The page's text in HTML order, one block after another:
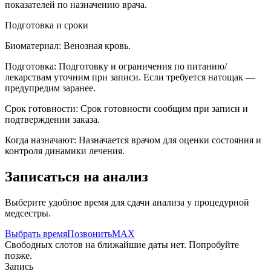
показателей по назначению врача.
Подготовка и сроки
Биоматериал: Венозная кровь.
Подготовка: Подготовку и ограничения по питанию/
лекарствам уточним при записи. Если требуется натощак —
предупредим заранее.
Срок готовности: Срок готовности сообщим при записи и
подтверждении заказа.
Когда назначают: Назначается врачом для оценки состояния и
контроля динамики лечения.
Записаться на анализ
Выберите удобное время для сдачи анализа у процедурной
медсестры.
Выбрать времяПозвонитьMAX
Свободных слотов на ближайшие даты нет. Попробуйте
позже.
Запись